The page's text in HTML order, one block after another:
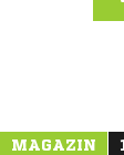
MAGAZIN